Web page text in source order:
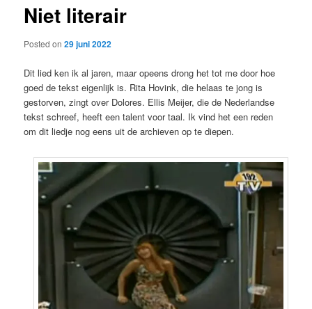
content
Niet literair
Posted on29 juni 2022
Dit lied ken ik al jaren, maar opeens drong het tot me door hoe
goed de tekst eigenlijk is. Rita Hovink, die helaas te jong is
gestorven, zingt over Dolores. Ellis Meijer, die de Nederlandse
tekst schreef, heeft een talent voor taal. Ik vind het een reden
om dit liedje nog eens uit de archieven op te diepen.